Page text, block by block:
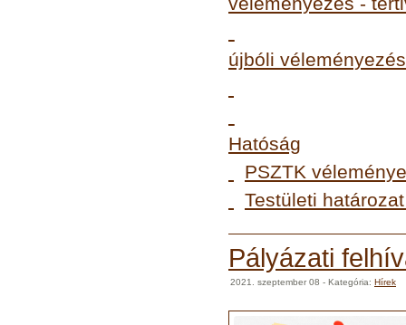
újbóli
Hatóság
PSZTK
Testületi
Pályázati
2021. szeptember 08 - Kategória: Hírek